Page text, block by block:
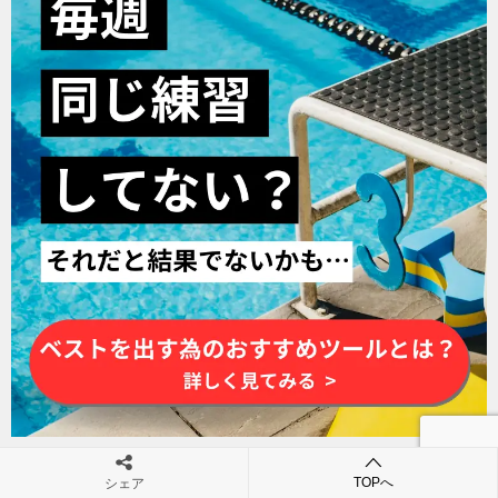
シェア TOPへ